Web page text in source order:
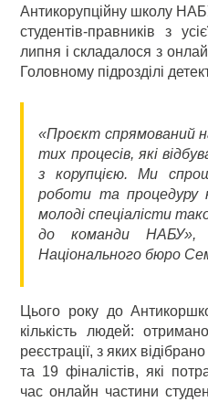
Антикорупційну школу
студентів-правників з
липня і складалося з
Головному підрозділі
«Проєкт спрямований
тих процесів, які
з корупцією. Ми
роботи та процедуру
молоді спеціалісти
до команди НАБУ»,
Національного бюро
Цього року до
кількість людей:
реєстрації, з яких
та 19 фіналістів, які
час онлайн частини